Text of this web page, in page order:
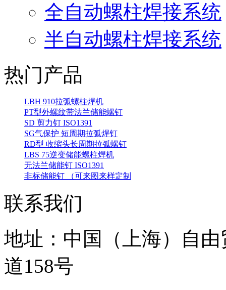
全自动螺柱焊接系统
半自动螺柱焊接系统
热门产品
LBH 910拉弧螺柱焊机
PT型外螺纹带法兰储能螺钉
SD 剪力钉 ISO1391
SG气保护 短周期拉弧焊钉
RD型 收缩头长周期拉弧螺钉
LBS 75逆变储能螺柱焊机
无法兰储能钉 ISO1391
非标储能钉 （可来图来样定制
联系我们
地址：中国（上海）自
道158号